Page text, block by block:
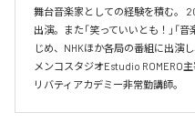
舞台音楽家としての経験を積む。
出演。また「笑っていいとも！」「
じめ、NHKほか各局の番組に出演
メンコスタジオEstudio ROMERO
リバティアカデミー非常勤講師。